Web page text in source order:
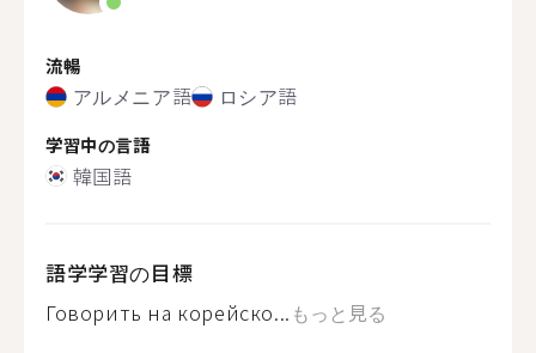
流暢
アルメニア語 ロシア語
学習中の言語
韓国語
語学学習の目標
Говорить на корейско... もっと見る